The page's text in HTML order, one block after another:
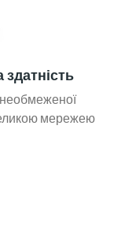
мережею